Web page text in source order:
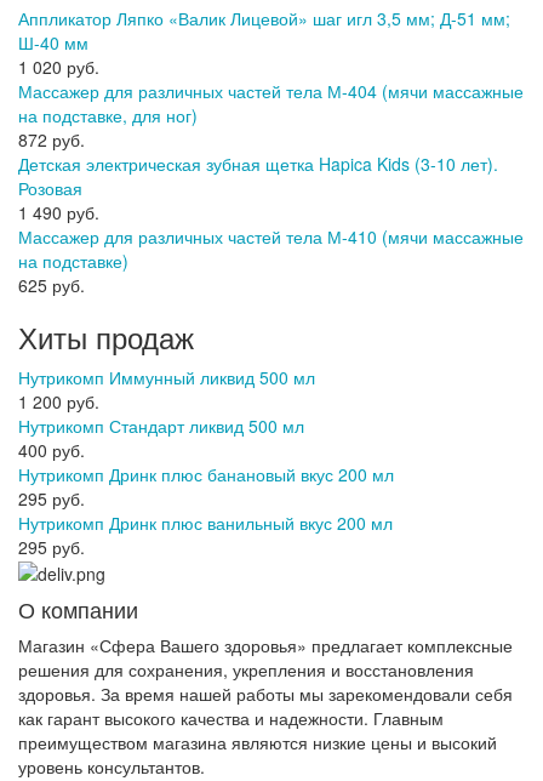
Аппликатор Ляпко «Валик Лицевой» шаг игл 3,5 мм; Д-51 мм;
Ш-40 мм
1 020 руб.
Массажер для различных частей тела М-404 (мячи массажные
на подставке, для ног)
872 руб.
Детская электрическая зубная щетка Hapica Kids (3-10 лет).
Розовая
1 490 руб.
Массажер для различных частей тела М-410 (мячи массажные
на подставке)
625 руб.
Хиты продаж
Нутрикомп Иммунный ликвид 500 мл
1 200 руб.
Нутрикомп Стандарт ликвид 500 мл
400 руб.
Нутрикомп Дринк плюс банановый вкус 200 мл
295 руб.
Нутрикомп Дринк плюс ванильный вкус 200 мл
295 руб.
О компании
Магазин «Сфера Вашего здоровья» предлагает комплексные
решения для сохранения, укрепления и восстановления
здоровья. За время нашей работы мы зарекомендовали себя
как гарант высокого качества и надежности. Главным
преимуществом магазина являются низкие цены и высокий
уровень консультантов.